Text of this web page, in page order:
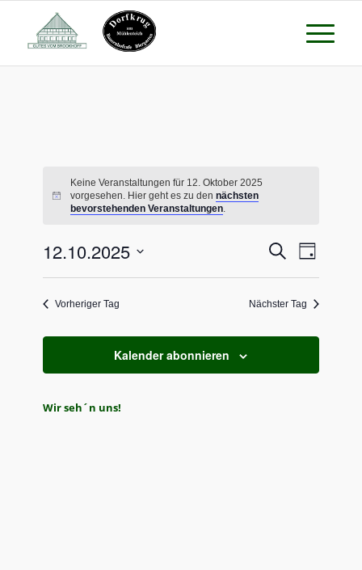
Keine Veranstaltungen für 12. Oktober 2025
vorgesehen. Hier geht es zu den nächsten
bevorstehenden Veranstaltungen.
Suche
und
SucheTag
12.10.2025
Vorheriger Tag Nächster Tag
Kalender abonnieren
Wir seh´n uns!